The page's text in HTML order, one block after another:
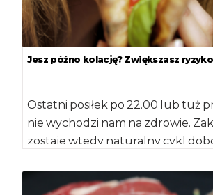
Jesz późno kolację? Zwiększasz
Ostatni posiłek po 22.00 lub tuż
nie wychodzi nam na zdrowie.
zostaje wtedy naturalny cykl